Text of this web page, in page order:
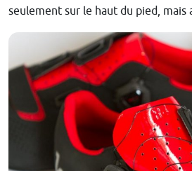
seulement sur le haut du pied, mais